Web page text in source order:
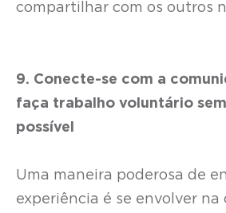
compartilhar com os outros
9. Conecte-se com a
faça trabalho voluntário
possível
Uma maneira poderosa de
experiência é se envolver na